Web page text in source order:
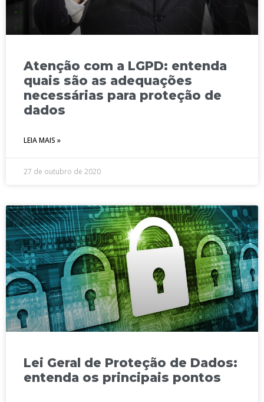
Atenção com a LGPD: entenda
quais são as adequações
necessárias para proteção de
dados
LEIA MAIS »
27 de outubro de 2020
Lei Geral de Proteção de Dados:
entenda os principais pontos